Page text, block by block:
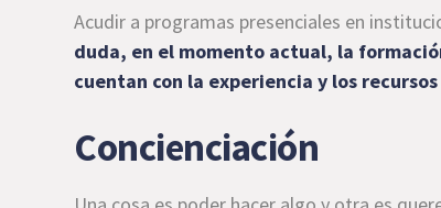
Acudir a programas presenciales en
duda, en el momento actual, la
cuentan con la experiencia y los
Concienciación